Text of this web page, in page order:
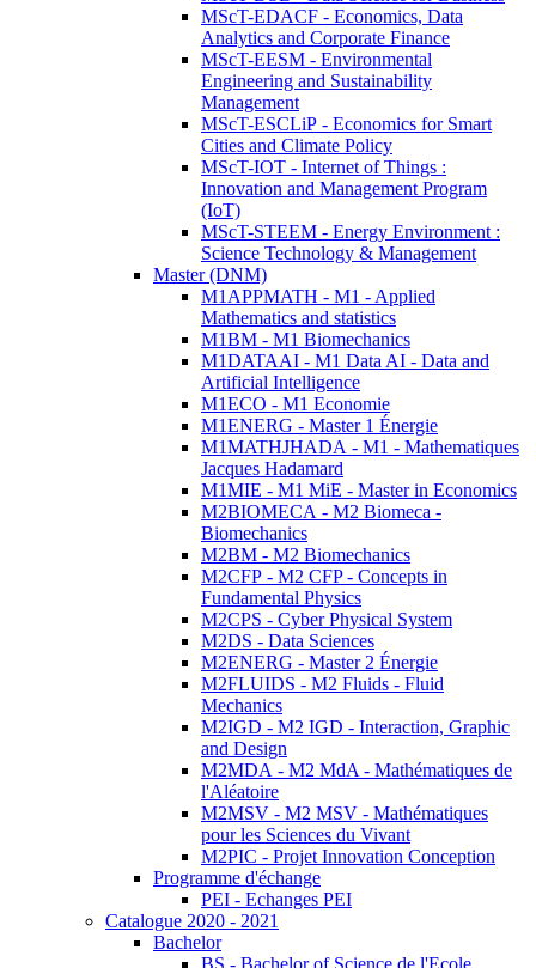
MScT-EDACF - Economics, Data
Analytics and Corporate Finance
MScT-EESM - Environmental
Engineering and Sustainability
Management
MScT-ESCLiP - Economics for Smart
Cities and Climate Policy
MScT-IOT - Internet of Things :
Innovation and Management Program
(IoT)
MScT-STEEM - Energy Environment :
Science Technology & Management
Master (DNM)
M1APPMATH - M1 - Applied
Mathematics and statistics
M1BM - M1 Biomechanics
M1DATAAI - M1 Data AI - Data and
Artificial Intelligence
M1ECO - M1 Economie
M1ENERG - Master 1 Énergie
M1MATHJHADA - M1 - Mathematiques
Jacques Hadamard
M1MIE - M1 MiE - Master in Economics
M2BIOMECA - M2 Biomeca -
Biomechanics
M2BM - M2 Biomechanics
M2CFP - M2 CFP - Concepts in
Fundamental Physics
M2CPS - Cyber Physical System
M2DS - Data Sciences
M2ENERG - Master 2 Énergie
M2FLUIDS - M2 Fluids - Fluid
Mechanics
M2IGD - M2 IGD - Interaction, Graphic
and Design
M2MDA - M2 MdA - Mathématiques de
l'Aléatoire
M2MSV - M2 MSV - Mathématiques
pour les Sciences du Vivant
M2PIC - Projet Innovation Conception
Programme d'échange
PEI - Echanges PEI
Catalogue 2020 - 2021
Bachelor
BS - Bachelor of Science de l'Ecole